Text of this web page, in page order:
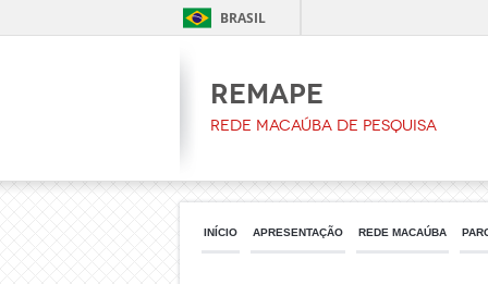
BRASIL
REMAPE
Rede Macaúba de Pesquisa
INÍCIO APRESENTAÇÃO REDE MACAÚBA